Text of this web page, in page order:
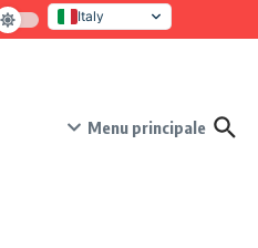
di novanta giorni per crescita e
Italy
United States
Menu principale